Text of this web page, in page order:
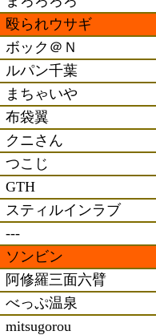
殴られウサギ
ボック＠Ｎ
ルパン千葉
まちゃいや
布袋翼
クニさん
つこじ
GTH
スティルインラブ
---
ソンビン
阿修羅三面六臂
べっぷ温泉
mitsugorou